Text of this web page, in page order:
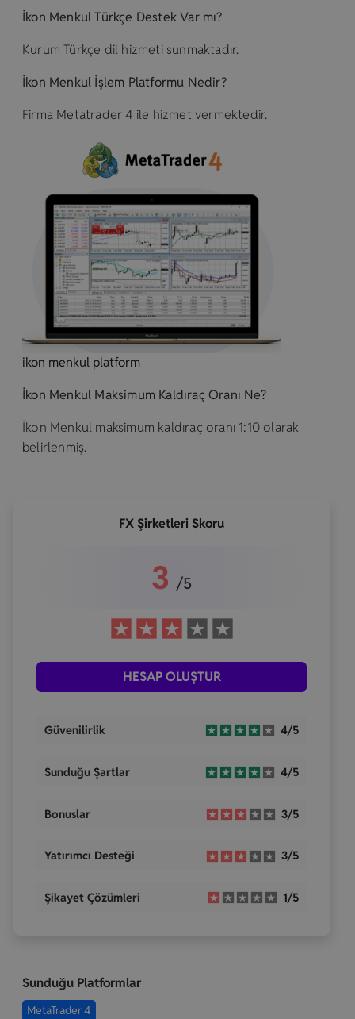
İkon Menkul Türkçe Destek Var mı?
Kurum Türkçe dil hizmeti sunmaktadır.
İkon Menkul İşlem Platformu Nedir?
Firma Metatrader 4 ile hizmet vermektedir.
ikon menkul platform
İkon Menkul Maksimum Kaldıraç Oranı Ne?
İkon Menkul maksimum kaldıraç oranı 1:10 olarak
belirlenmiş.
FX Şirketleri Skoru
3 /5
HESAP OLUŞTUR
Güvenilirlik 4/5
Sunduğu Şartlar 4/5
Bonuslar 3/5
Yatırımcı Desteği 3/5
Şikayet Çözümleri 1/5
Sunduğu Platformlar
MetaTrader 4